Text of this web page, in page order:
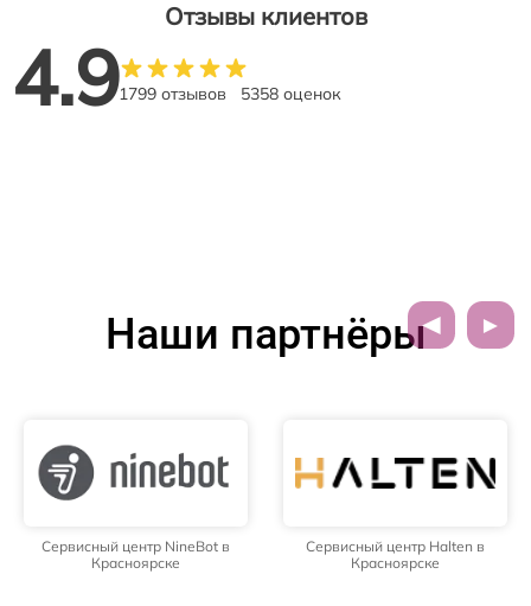
Отзывы клиентов
4.91799 отзывов 5358 оценок
Наши партнёры
Сервисный центр NineBot в
Красноярске
Сервисный центр Halten в
Красноярске